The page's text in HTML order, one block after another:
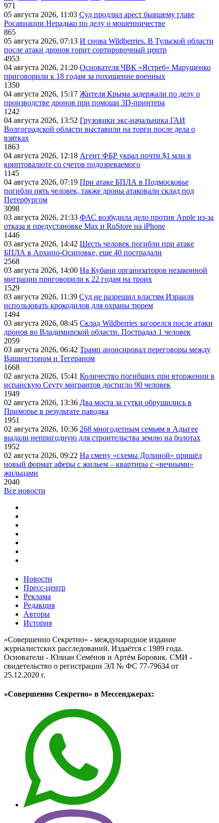
971
05 августа 2026, 11:03 Суд продлил арест бывшему главе
Росавиации Нерадько по делу о мошенничестве
865
05 августа 2026, 07:13 И снова Wildberries. В Тульской области
после атаки дронов горит сортировочный центр
4953
04 августа 2026, 21:20 Основателя ЧВК «Ястреб» Марущенко
приговорили к 18 годам за похищение военных
1350
04 августа 2026, 15:17 Жителя Крыма задержали по делу о
производстве дронов при помощи 3D‑принтера
1242
04 августа 2026, 13:52 Грузовики экс-начальника ГАИ
Волгоградской области выставили на торги после дела о
взятках
1863
04 августа 2026, 12:18 Агент ФБР украл почти $1 млн в
криптовалюте со счетов подозреваемого
1145
04 августа 2026, 07:19 При атаке БПЛА в Подмосковье
погибли пять человек, также дроны атаковали склад под
Петербургом
3098
03 августа 2026, 21:33 ФАС возбудила дело против Apple из-за
отказа в предустановке Max и RuStore на iPhone
1446
03 августа 2026, 14:42 Шесть человек погибли при атаке
БПЛА в Архипо-Осиповке, еще 40 пострадали
2568
03 августа 2026, 14:00 На Кубани организаторов незаконной
миграции приговорили к 22 годам на троих
1529
03 августа 2026, 11:39 Суд не разрешил властям Израиля
использовать крокодилов для охраны тюрем
1494
03 августа 2026, 08:45 Склад Wildberries загорелся после атаки
дронов во Владимирской области. Пострадал 1 человек
2059
03 августа 2026, 06:42 Трамп анонсировал переговоры между
Вашингтоном и Тегераном
1668
02 августа 2026, 15:41 Количество погибших при вторжении в
испанскую Сеуту мигрантов достигло 90 человек
1949
02 августа 2026, 13:36 Два моста за сутки обрушились в
Приморье в результате паводка
1951
02 августа 2026, 10:36 268 многодетным семьям в Адыгее
выдали непригодную для строительства землю на болотах
1952
02 августа 2026, 09:22 На смену «схемы Долиной» пришёл
новый формат аферы с жильем – квартиры с «вечными»
жильцами
2040
Все новости
Новости
Пресс-центр
Реклама
Редакция
Авторы
История
«Совершенно Секретно» - международное издание
журналистских расследований. Издаётся с 1989 года.
Основатели - Юлиан Семёнов и Артём Боровик. CМИ -
свидетельство о регистрации ЭЛ № ФС 77-79634 от
25.12.2020 г.
«Совершенно Секретно» в Мессенджерах: